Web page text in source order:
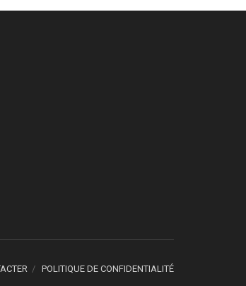
POLITIQUE DE CONFIDENTIALITÉ